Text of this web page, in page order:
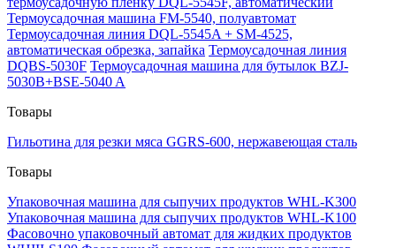
Термоусадочная машина FM-5540, полуавтомат
Термоусадочная линия DQL-5545A + SM-4525,
автоматическая обрезка, запайка Термоусадочная линия
DQBS-5030F Термоусадочная машина для бутылок BZJ-
5030B+BSE-5040 A
Товары
Гильотина для резки мяса GGRS-600, нержавеющая сталь
Товары
Упаковочная машина для сыпучих продуктов WHL-K300
Упаковочная машина для сыпучих продуктов WHL-K100
Фасовочно упаковочный автомат для жидких продуктов